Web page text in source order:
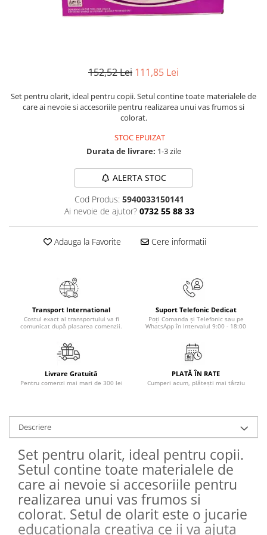
SelfConnect
Senzatii/Thriller
Umor
Instrumente si Truse Geometrie
Consumabile & Accesorii
COLOREAZA CU PRIETENII
Copii 0-7 ani
Dezvoltare personala
Kids Book Club
Legende istorice
Elevi de 10 plus
Lecturi Scolare
Lumea Copilariei
Ma pregatesc pentru scoala
Manuale - Carte Scolara
Clasa a II-a
Clasa a III-a
Clasa a V-a
Clasa a VI-a
Clasa a VII-a
Clasa a VIII-a
Clasa I
Clasa pregatitoare
Limbi Straine
Povesti
152,52 Lei 111,85 Lei
Set pentru olarit, ideal pentru copii. Setul contine toate materialele de
care ai nevoie si accesoriile pentru realizarea unui vas frumos si
colorat.
STOC EPUIZAT
Durata de livrare: 1-3 zile
ALERTA STOC
Cod Produs: 5940033150141
Ai nevoie de ajutor? 0732 55 88 33
Adauga la Favorite Cere informatii
Transport International
Costul exact al transportului va fi
comunicat după plasarea comenzii.
Suport Telefonic Dedicat
Poți Comanda și Telefonic sau pe
WhatsApp în Intervalul 9:00 - 18:00
Livrare Gratuită
Pentru comenzi mai mari de 300 lei
PLATĂ ÎN RATE
Cumperi acum, plătești mai târziu
Descriere
Set pentru olarit, ideal pentru copii.
Setul contine toate materialele de
care ai nevoie si accesoriile pentru
realizarea unui vas frumos si
colorat. Setul de olarit este o jucarie
educationala creativa ce ii va ajuta